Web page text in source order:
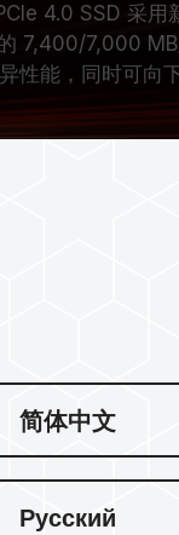
4.0 SSD 采
7,400/7,000
性能，同时可向
简体中文
Русский